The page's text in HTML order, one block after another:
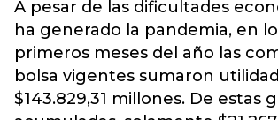
A pesar de las dificultades
ha generado la pandemia, en
primeros meses del año las
bolsa vigentes sumaron
$143.829,31 millones. De estas